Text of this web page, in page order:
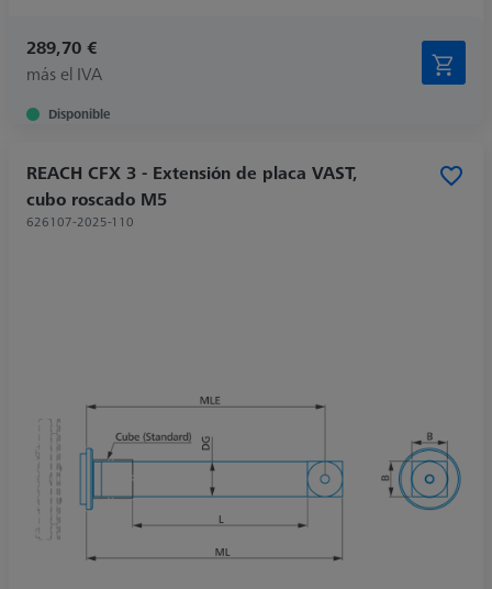
289,70 €
más el IVA
Disponible
REACH CFX 3 - Extensión de placa VAST,
cubo roscado M5
626107-2025-110